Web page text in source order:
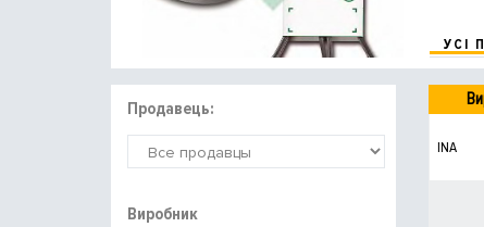
УСІ
Продавець:
Виробник
INA